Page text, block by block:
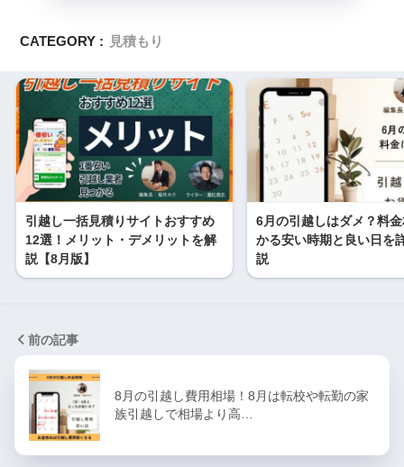
CATEGORY : 見積もり
引越し一括見積りサイトおすすめ
12選！メリット・デメリットを解
説【8月版】
6月の引越しはダメ？料
かる安い時期と良い日を
説
前の記事
8月の引越し費用相場！8月は転校や転勤の家
族引越しで相場より高…